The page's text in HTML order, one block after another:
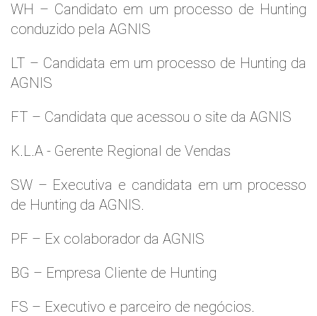
WH – Candidato em um processo de Hunting
conduzido pela AGNIS
LT – Candidata em um processo de Hunting da
AGNIS
FT – Candidata que acessou o site da AGNIS
K.L.A - Gerente Regional de Vendas
SW – Executiva e candidata em um processo
de Hunting da AGNIS.
PF – Ex colaborador da AGNIS
BG – Empresa Cliente de Hunting
FS – Executivo e parceiro de negócios.